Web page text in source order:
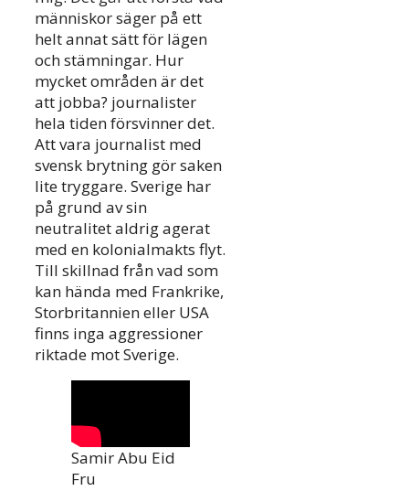
människor säger på ett
helt annat sätt för lägen
och stämningar. Hur
mycket områden är det
att jobba? journalister
hela tiden försvinner det.
Att vara journalist med
svensk brytning gör saken
lite tryggare. Sverige har
på grund av sin
neutralitet aldrig agerat
med en kolonialmakts flyt.
Till skillnad från vad som
kan hända med Frankrike,
Storbritannien eller USA
finns inga aggressioner
riktade mot Sverige.
Samir Abu Eid
Fru